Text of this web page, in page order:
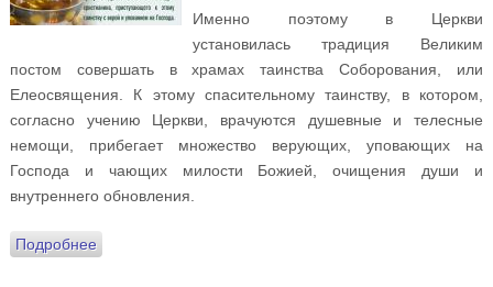
Именно поэтому в Церкви
установилась традиция Великим
постом совершать в храмах таинства Соборования, или
Елеосвящения. К этому спасительному таинству, в котором,
согласно учению Церкви, врачуются душевные и телесные
немощи, прибегает множество верующих, уповающих на
Господа и чающих милости Божией, очищения души и
внутреннего обновления.
Подробнеео График совершения Соборований Великим постом